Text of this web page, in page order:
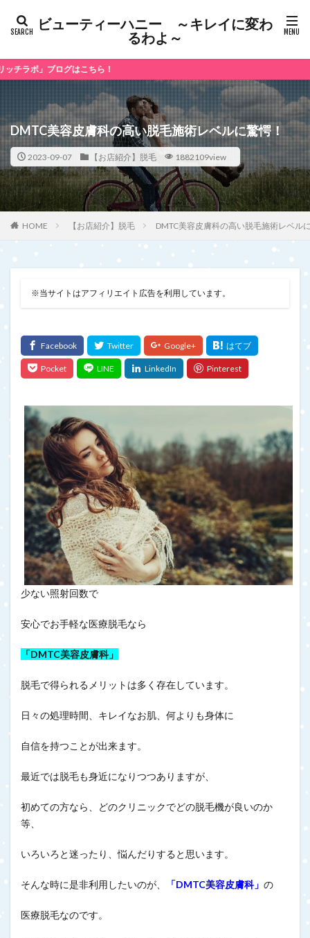
ビューティーハニー ～キレイに変わ
るわよ～
グはこちら！
DMTC美容皮膚科の高い脱毛施術レベルに驚愕！
2023-09-07 【お店紹介】脱毛 1882109view
HOME 【お店紹介】脱毛 DMTC美容皮膚科の高い脱毛施術レベル
※当サイトはアフィリエイト広告を利用しています。
少ない照射回数で
安心でお手軽な医療脱毛なら
「DMTC美容皮膚科」
脱毛で得られるメリットは多く存在しています。
日々の処理時間、キレイなお肌、何よりも身体に
自信を持つことが出来ます。
最近では脱毛も身近になりつつありますが、
初めての方なら、どのクリニックでどの脱毛機が良いのか
等、
いろいろと迷ったり、悩んだりすると思います。
そんな時に是非利用したいのが、 「DMTC美容皮膚科」 の
医療脱毛なのです。